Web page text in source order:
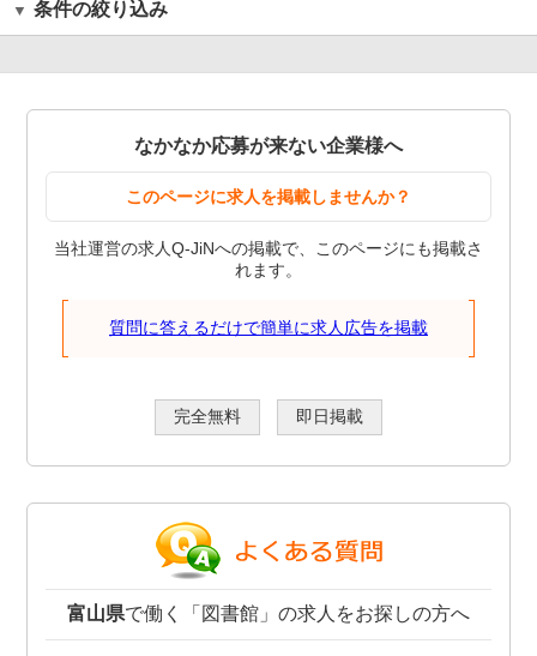
条件の絞り込み
なかなか応募が来ない企業様へ
このページに求人を掲載しませんか？
当社運営の求人Q-JiNへの掲載で、このページにも掲載さ
れます。
質問に答えるだけで簡単に求人広告を掲載
完全無料 即日掲載
富山県で働く「図書館」の求人をお探しの方へ